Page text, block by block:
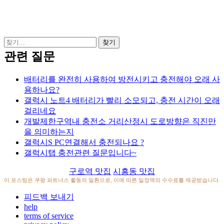
관련 질문
배터리를 완전히 사용하여 방전시키고 충전해야 오래 사
용하나요?
갤럭시 노트4 배터리가 빨리 소모되고, 충전 시간이 오래
걸리네요
개발제한구역내 충전소 거리산정시 도로방향은 직진만
을 의미하는지
갤럭시S PC연결해서 충전되나요 ?
갤럭시탭 충전관련 질문입니다~
구로역 맛집 시흥동 맛집
이 포스팅은 쿠팡 파트너스 활동의 일환으로, 이에 따른 일정액의 수수료를 제공받습니다.
피드백 보내기
help
terms of service